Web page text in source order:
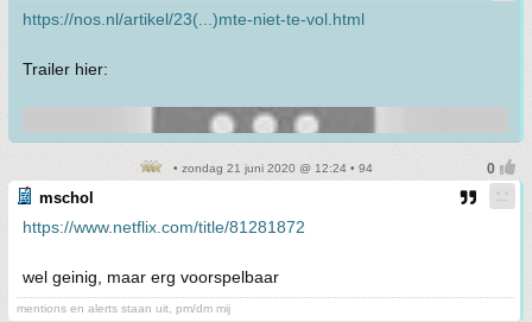
https://nos.nl/artikel/23(...)mte-niet-te-vol.html
Trailer hier:
• zondag 21 juni 2020 @ 12:24 • 94
mschol
https://www.netflix.com/title/81281872
wel geinig, maar erg voorspelbaar
mentions en alerts staan uit, pm/dm mij